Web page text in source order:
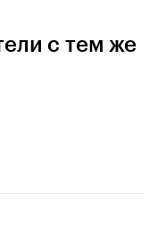
с тем же